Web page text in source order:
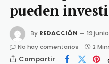
pueden
By REDACCIÓN
19
No hay comentarios
2
Compartir